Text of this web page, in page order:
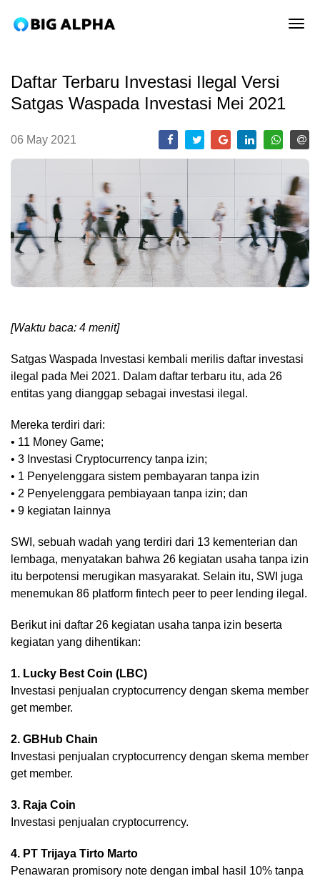
Daftar Terbaru Investasi Ilegal Versi
Satgas Waspada Investasi Mei 2021
06 May 2021
[Waktu baca: 4 menit]
Satgas Waspada Investasi kembali merilis daftar investasi
ilegal pada Mei 2021. Dalam daftar terbaru itu, ada 26
entitas yang dianggap sebagai investasi ilegal.
Mereka terdiri dari:
• 11 Money Game;
• 3 Investasi Cryptocurrency tanpa izin;
• 1 Penyelenggara sistem pembayaran tanpa izin
• 2 Penyelenggara pembiayaan tanpa izin; dan
• 9 kegiatan lainnya
SWI, sebuah wadah yang terdiri dari 13 kementerian dan
lembaga, menyatakan bahwa 26 kegiatan usaha tanpa izin
itu berpotensi merugikan masyarakat. Selain itu, SWI juga
menemukan 86 platform fintech peer to peer lending ilegal.
Berikut ini daftar 26 kegiatan usaha tanpa izin beserta
kegiatan yang dihentikan:
1. Lucky Best Coin (LBC)
Investasi penjualan cryptocurrency dengan skema member
get member.
2. GBHub Chain
Investasi penjualan cryptocurrency dengan skema member
get member.
3. Raja Coin
Investasi penjualan cryptocurrency.
4. PT Trijaya Tirto Marto
Penawaran promisory note dengan imbal hasil 10% tanpa